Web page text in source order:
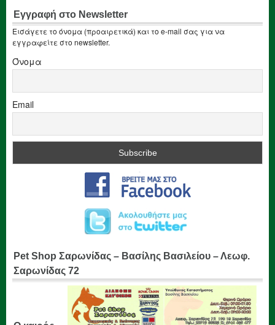
Εγγραφή στο Newsletter
Εισάγετε το όνομα (προαιρετικά) και το e-mail σας για να
εγγραφείτε στο newsletter.
Όνομα
Email
Pet Shop Σαρωνίδας – Βασίλης Βασιλείου – Λεωφ.
Σαρωνίδας 72